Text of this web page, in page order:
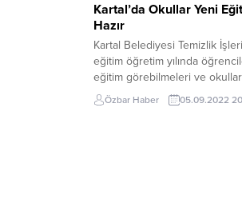
Kartal’da Okullar Yeni
Hazır
Kartal Belediyesi Temizlik
eğitim öğretim yılında
eğitim görebilmeleri ve
dezenfekte, ot biçme, temizlik
Kartal Belediyesi’ne bağlı
Özbar Haber 05.09.2022